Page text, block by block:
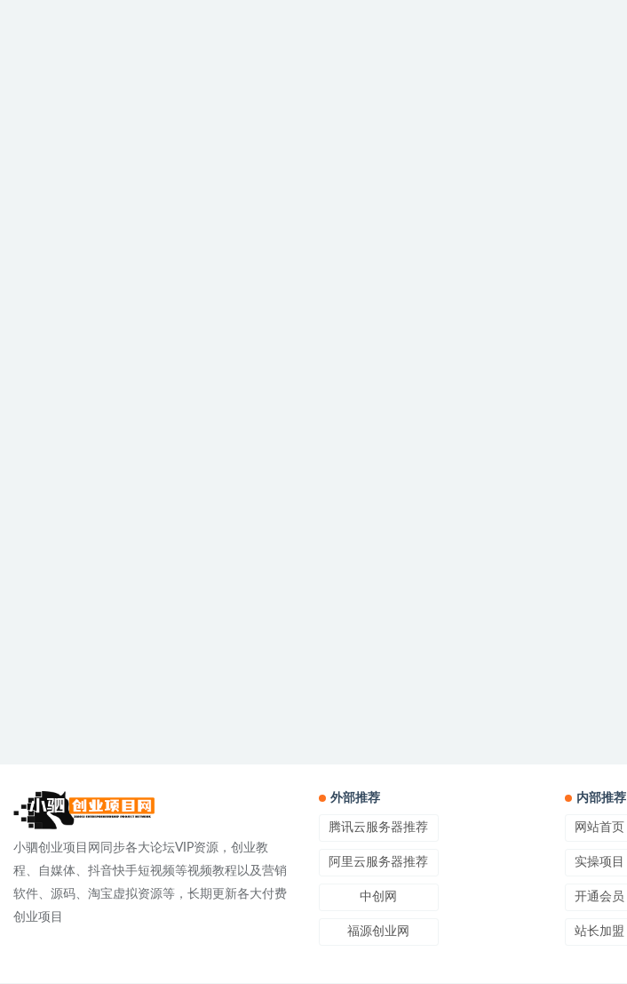
小驷创业项目网同步各大论坛VIP资源，创业教
程、自媒体、抖音快手短视频等视频教程以及营销
软件、源码、淘宝虚拟资源等，长期更新各大付费
创业项目
外部推荐
腾讯云服务器推荐
阿里云服务器推荐
中创网
福源创业网
内部推荐
网站首页
实操项目
开通会员
站长加盟